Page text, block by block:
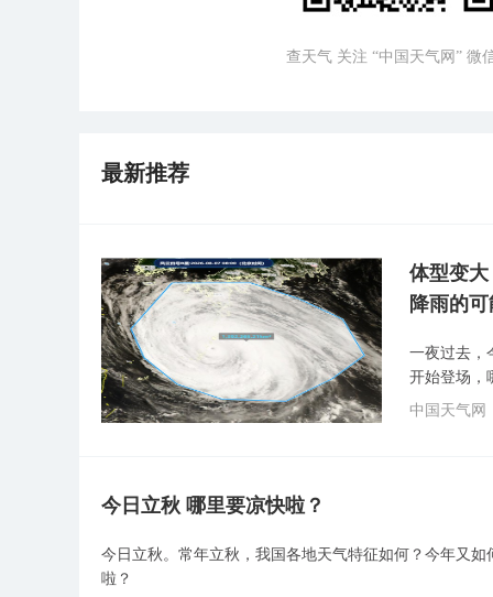
查天气 关注 “中国天气网” 微
最新推荐
体型变
降雨的
一夜过去，
开始登场，
中国天气网
今日立秋 哪里要凉快啦？
今日立秋。常年立秋，我国各地天气特征如何？今年又
啦？